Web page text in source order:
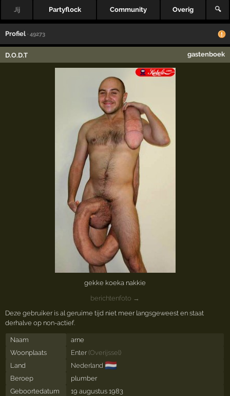
Jij Partyflock Community Overig 🔍
Profiel · 49273
D.O.D.T gastenboek
gekke koeka nakkie
berichtenfoto →
Deze gebruiker is al geruime tijd niet meer langsgeweest en staat
derhalve op non-actief.
Naam
arne
Woonplaats
Enter (Overijssel)
Land
Nederland 🇳🇱
Beroep
plumber
Geboortedatum
19 augustus 1983